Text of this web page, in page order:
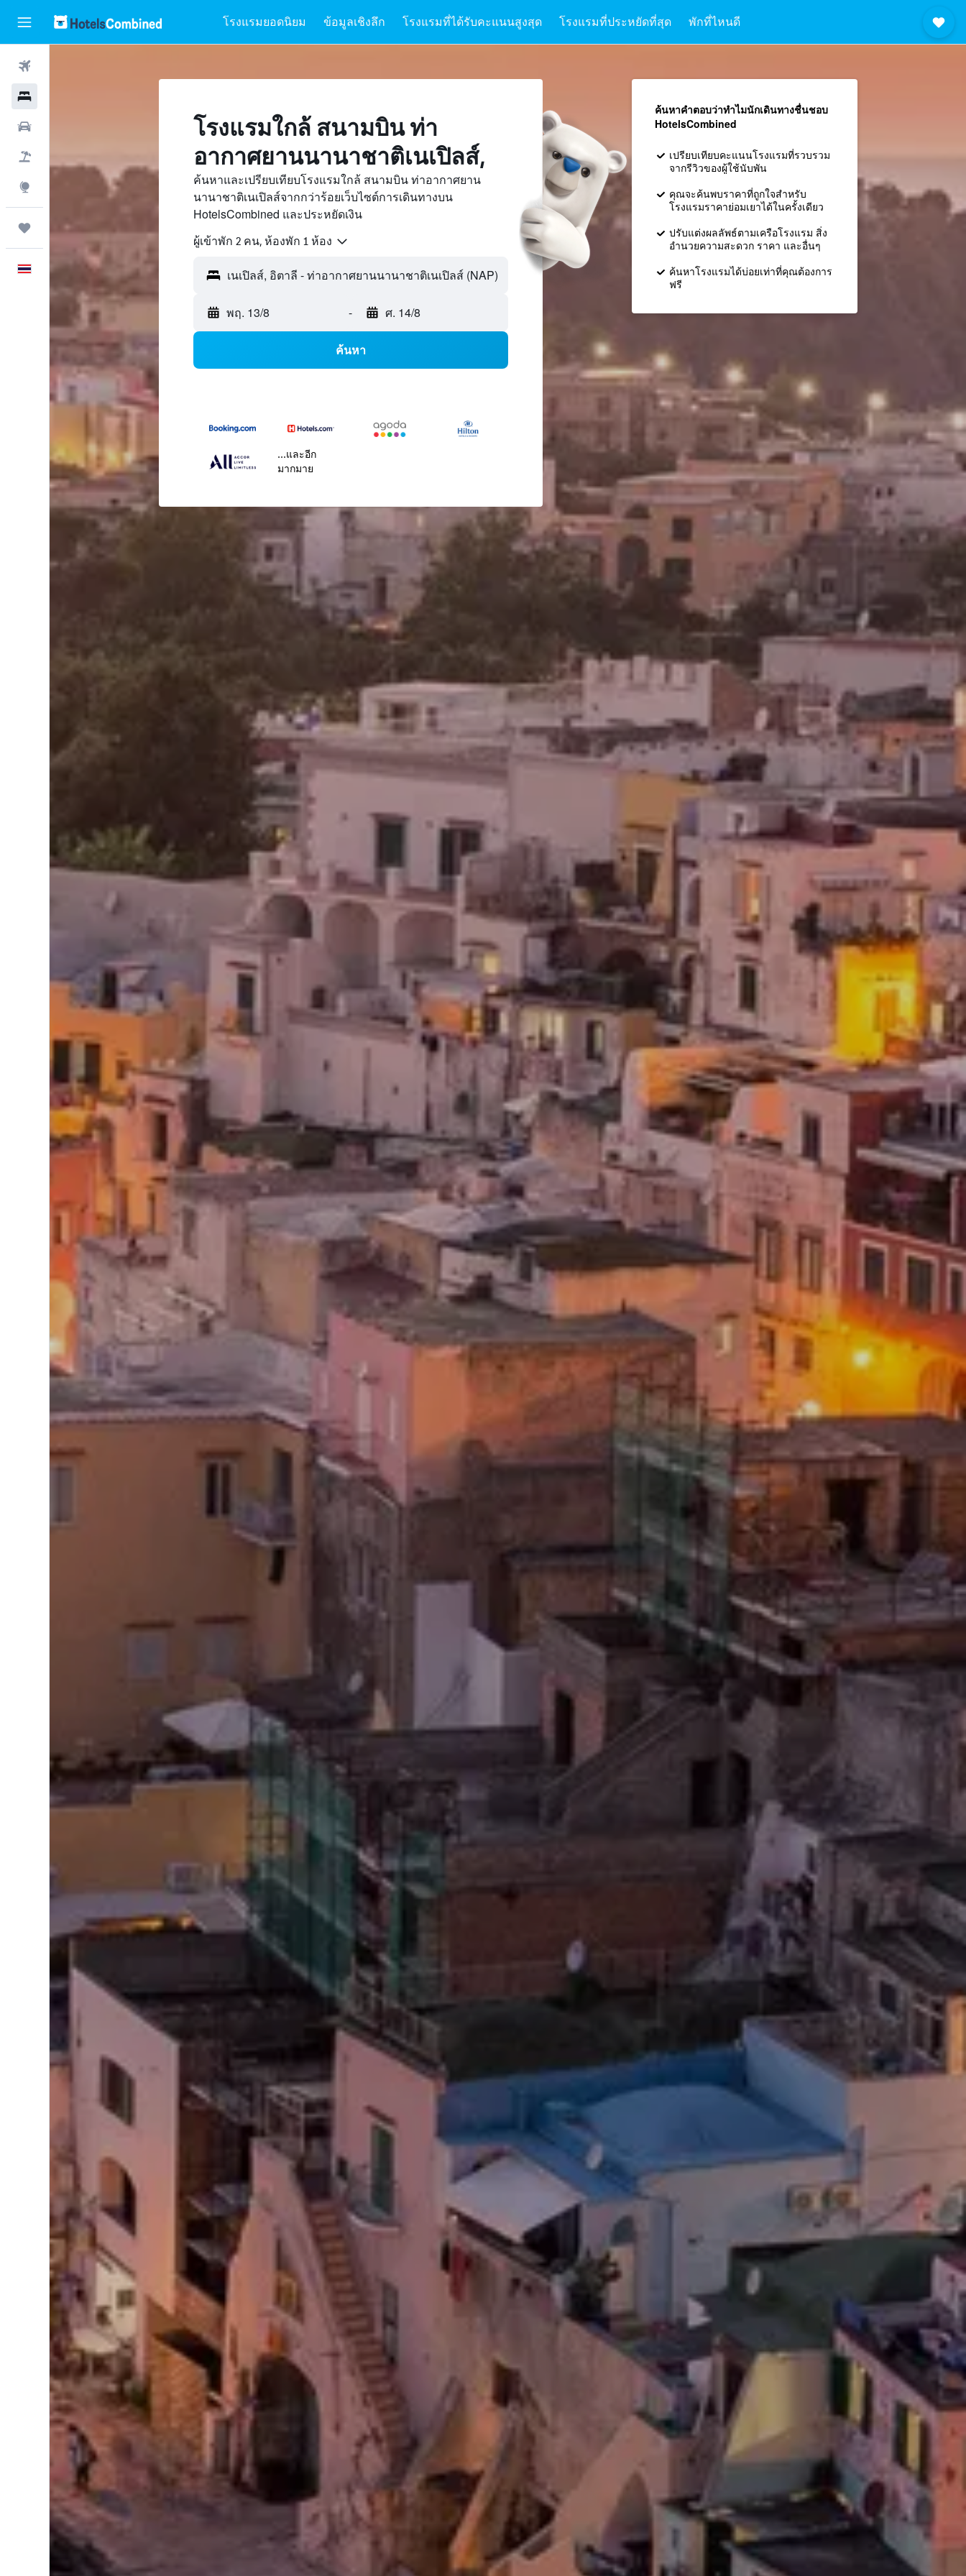
โรงแรมยอดนิยม ข้อมูลเชิงลึก โรงแรมที่ได้รับคะแนนสูงสุด โรงแรมที่ประหยัดที่สุด พักที่ไหนดี
ทริป
ภาษาไทย
โรงแรมใกล้ สนามบิน ท่า
อากาศยานนานาชาติเนเปิลส์,
ค้นหาและเปรียบเทียบโรงแรมใกล้ สนามบิน ท่าอากาศยาน
นานาชาติเนเปิลส์จากกว่าร้อยเว็บไซต์การเดินทางบน
HotelsCombined และประหยัดเงิน
ผู้เข้าพัก 2 คน, ห้องพัก 1 ห้อง
พฤ. 13/8 - ศ. 14/8
ค้นหา
...และอีก
มากมาย
ค้นหาคำตอบว่าทำไมนักเดินทางชื่นชอบ
HotelsCombined
เปรียบเทียบคะแนนโรงแรมที่รวบรวม
จากรีวิวของผู้ใช้นับพัน
คุณจะค้นพบราคาที่ถูกใจสำหรับ
โรงแรมราคาย่อมเยาได้ในครั้งเดียว
ปรับแต่งผลลัพธ์ตามเครือโรงแรม สิ่ง
อำนวยความสะดวก ราคา และอื่นๆ
ค้นหาโรงแรมได้บ่อยเท่าที่คุณต้องการ
ฟรี